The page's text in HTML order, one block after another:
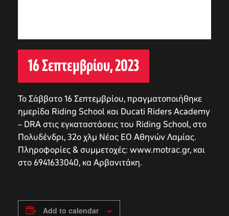
16 Σεπτεμβρίου, 2023
Το Σάββατο 16 Σεπτεμβρίου, πραγματοποιήθηκε
ημερίδα Riding School και Ducati Riders Academy
– DRA στις εγκαταστάσεις του Riding School, στο
Πολυδένδρι, 32ο χλμ Νέας ΕΟ Αθηνών Λαμίας.
Πληροφορίες & συμμετοχές: www.motrac.gr, και
στο 6941633040, κα Αρβανιτάκη.
Add to calendar